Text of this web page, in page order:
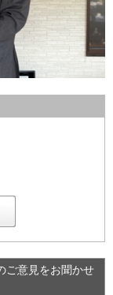
ご意見をお聞かせ